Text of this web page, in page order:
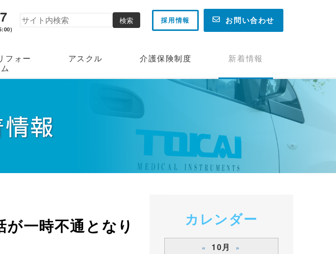
採用情報 お問い合わせ
フォー
ム
アスクル 介護保険制度 新着情報
報
が一時不通となり
カレンダー
« 10月
»